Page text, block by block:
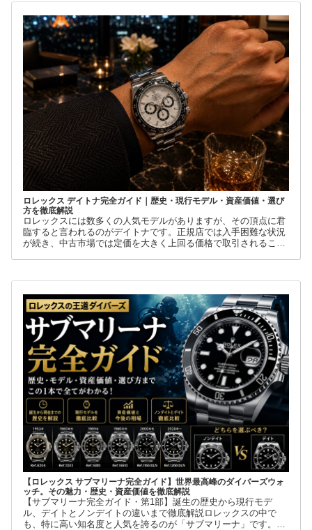
ロレックス デイトナ完全ガイド｜歴史・現行モデル・資産価値・選び
方を徹底解説
ロレックスには数多くの人気モデルがありますが、その頂点に君
臨すると言われるのがデイトナです。正規店では入手困難な状況
が続き、中古市場では定価を大きく上回る価格で取引されること
【ロレックス サブマリーナ完全ガイド】世界最高峰のダイバーズウォ
ッチ。その魅力・歴史・資産価値を徹底解説
【サブマリーナ完全ガイド・第1部】誕生の歴史から現行モデ
ル、デイトとノンデイトの違いまで徹底解説ロレックスの中で
も、特に高い知名度と人気を誇るのが「サブマリーナ」です。高